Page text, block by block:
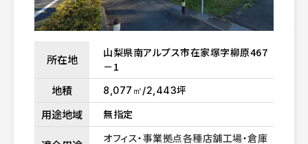
所在地
山梨県南アルプス市在家塚字柳原467
－1
地積 8,077㎡/2,443坪
用途地域 無指定
オフィス・事業拠点各種店舗工場・倉庫